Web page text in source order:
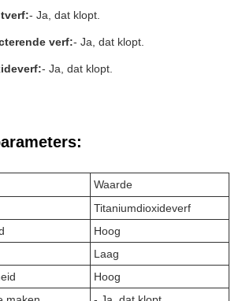
- Ja, dat klopt.
verf:- Ja, dat klopt.
- Ja, dat klopt.
Waarde
Titaniumdioxideverf
Hoog
Laag
Hoog